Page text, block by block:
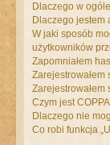
Dlaczego w
Dlaczego jestem
W jaki sposób
użytkowników
Zapomniałem
Czym jest
Dlaczego nie
Co robi funkcja